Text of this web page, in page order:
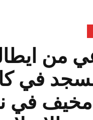
من
في
في